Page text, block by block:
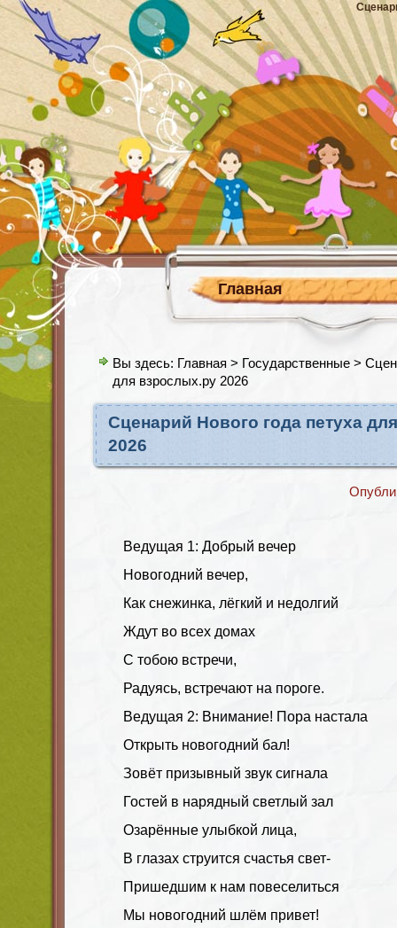
Главная
Вы здесь: Главная > Государственные >
для взрослых.ру 2026
Сценарий Нового года петуха
2026
Ведущая 1: Добрый вечер
Новогодний вечер,
Как снежинка, лёгкий и недолгий
Ждут во всех домах
С тобою встречи,
Радуясь, встречают на пороге.
Ведущая 2: Внимание! Пора настала
Открыть новогодний бал!
Зовёт призывный звук сигнала
Гостей в нарядный светлый зал
Озарённые улыбкой лица,
В глазах струится счастья свет-
Пришедшим к нам повеселиться
Мы новогодний шлём привет!